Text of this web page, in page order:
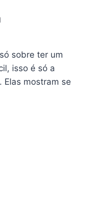
sobre ter um
isso é só a
Elas mostram se